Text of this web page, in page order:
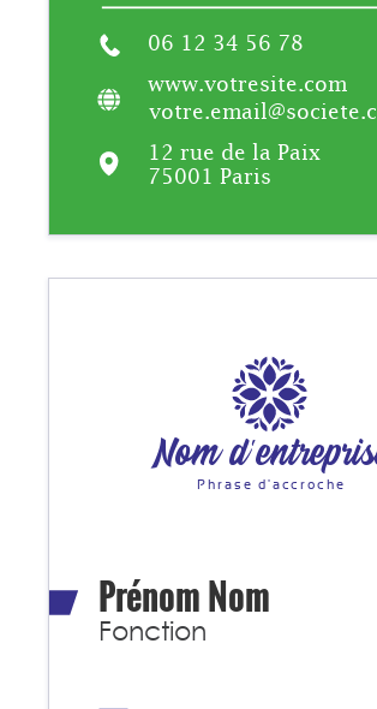
12 rue de la Paix
75001 Paris
06 12 34 56 78
www.votresite.com
Fonction
Prénom Nom
Nom
Phrase d'accroche